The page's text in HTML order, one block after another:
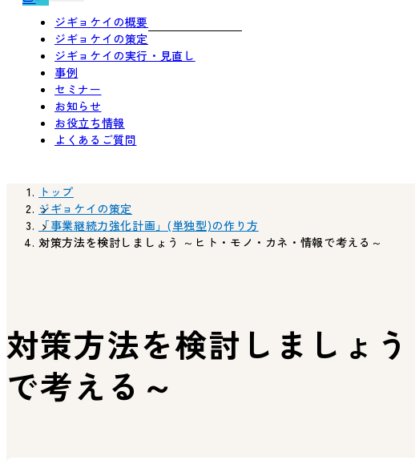
ジギョケイの概要
ジギョケイの策定
ジギョケイの実行・見直し
事例
セミナー
お知らせ
お役立ち情報
よくあるご質問
トップ
ジギョケイの策定
「事業継続力強化計画」(単独型)の作り方
対策方法を検討しましょう ～ヒト・モノ・カネ・情報で考える～
対策方法を検討しましょ
で考える～